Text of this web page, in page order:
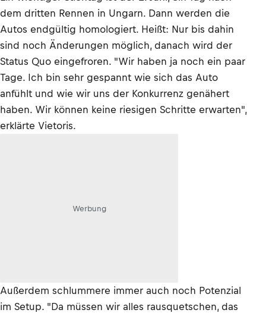
dem dritten Rennen in Ungarn. Dann werden die
Autos endgültig homologiert. Heißt: Nur bis dahin
sind noch Änderungen möglich, danach wird der
Status Quo eingefroren. "Wir haben ja noch ein paar
Tage. Ich bin sehr gespannt wie sich das Auto
anfühlt und wie wir uns der Konkurrenz genähert
haben. Wir können keine riesigen Schritte erwarten",
erklärte Vietoris.
Werbung
Außerdem schlummere immer auch noch Potenzial
im Setup. "Da müssen wir alles rausquetschen, das